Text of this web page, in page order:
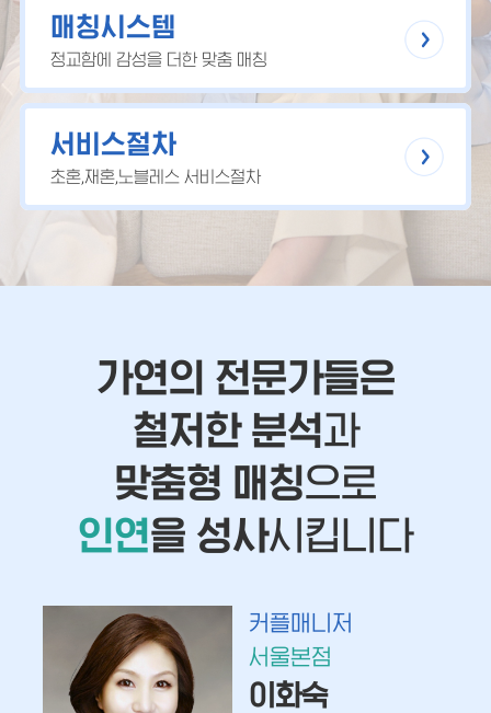
매칭시스템
정교함에 감성을 더한 맞춤 매칭
서비스절차
초혼,재혼,노블레스 서비스절차
가연의 전문가들은
철저한 분석과
맞춤형 매칭으로
인연을 성사시킵니다
커플매니저
서울본점
이화숙